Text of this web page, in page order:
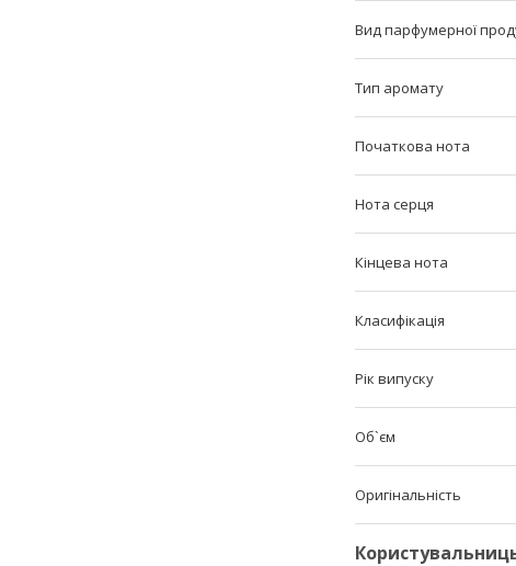
Вид парфумерної
Тип аромату
Початкова нота
Нота серця
Кінцева нота
Класифікація
Рік випуску
Об`єм
Оригінальність